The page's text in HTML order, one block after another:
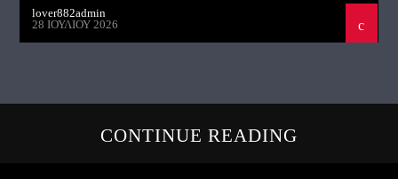
lover882admin
28 ΙΟΥΛΊΟΥ 2026
CONTINUE READING